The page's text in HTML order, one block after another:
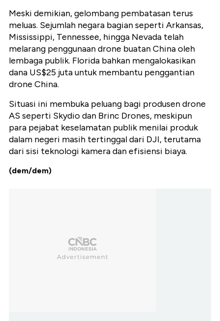
Meski demikian, gelombang pembatasan terus
meluas. Sejumlah negara bagian seperti Arkansas,
Mississippi, Tennessee, hingga Nevada telah
melarang penggunaan drone buatan China oleh
lembaga publik. Florida bahkan mengalokasikan
dana US$25 juta untuk membantu penggantian
drone China.
Situasi ini membuka peluang bagi produsen drone
AS seperti Skydio dan Brinc Drones, meskipun
para pejabat keselamatan publik menilai produk
dalam negeri masih tertinggal dari DJI, terutama
dari sisi teknologi kamera dan efisiensi biaya.
(dem/dem)